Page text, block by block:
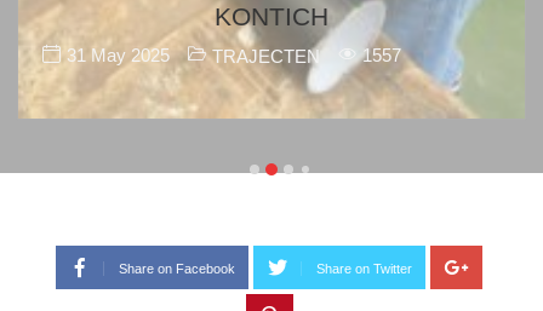
KONTICH
31 May 2025 TRAJECTEN 1557
Share on Facebook Share on Twitter